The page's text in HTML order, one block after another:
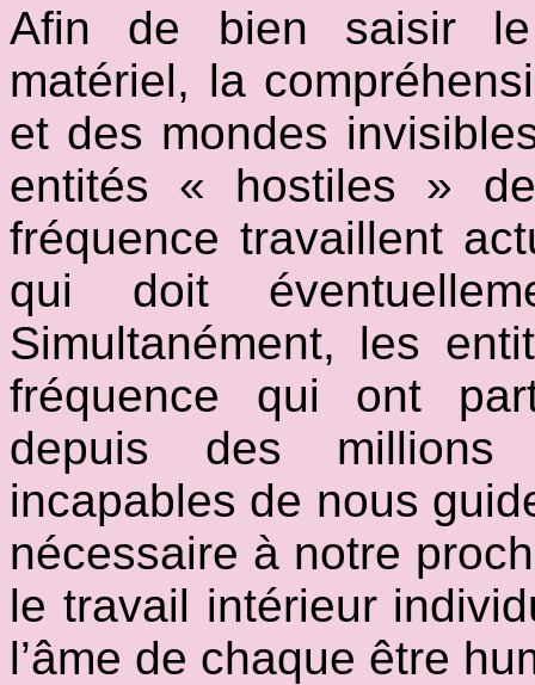
Afin de bien saisir le
matériel, la
et des mondes
entités « hostiles »
fréquence travaillent
qui doit
Simultanément, les
fréquence qui ont
depuis des millions
incapables de nous
nécessaire à notre
le travail intérieur
l’âme de chaque être